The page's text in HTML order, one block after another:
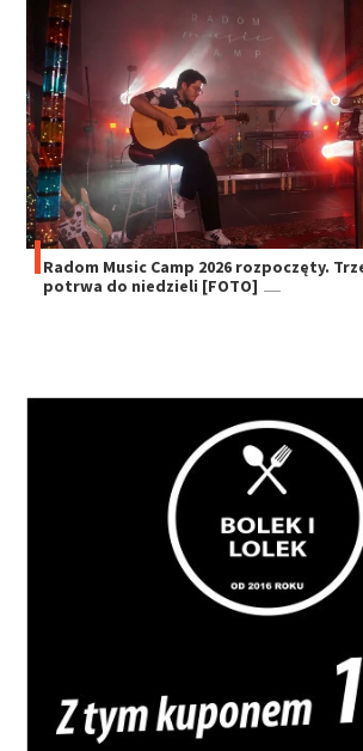
Radom Music Camp 2026 rozpoczęty.
potrwa do niedzieli [FOTO]